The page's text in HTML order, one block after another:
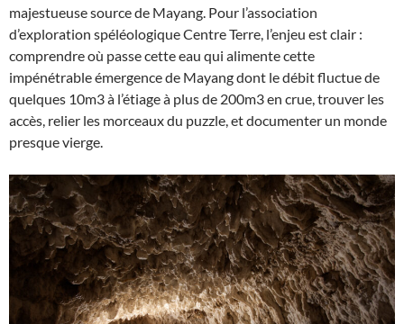
majestueuse source de Mayang. Pour l’association
d’exploration spéléologique Centre Terre, l’enjeu est clair :
comprendre où passe cette eau qui alimente cette
impénétrable émergence de Mayang dont le débit fluctue de
quelques 10m3 à l’étiage à plus de 200m3 en crue, trouver les
accès, relier les morceaux du puzzle, et documenter un monde
presque vierge.